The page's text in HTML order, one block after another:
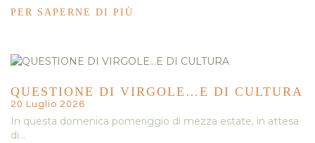
PER SAPERNE DI PIÙ
QUESTIONE DI VIRGOLE…E DI CULTURA
20 Luglio 2026
In questa domenica pomeriggio di mezza estate, in attesa
di…